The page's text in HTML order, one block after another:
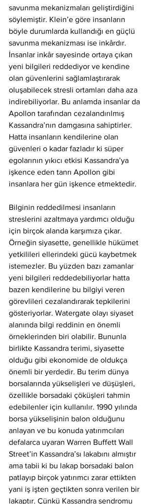
savunma mekanizmaları geliştirdiğini
söylemiştir. Klein’e göre insanların
böyle durumlarda kullandığı en güçlü
savunma mekanizması ise inkârdır.
İnsanlar inkâr sayesinde ortaya çıkan
yeni bilgileri reddediyor ve kendine
olan güvenlerini sağlamlaştırarak
oluşabilecek stresli ortamları daha aza
indirebiliyorlar. Bu anlamda insanlar da
Apollon tarafından cezalandırılmış
Kassandra’nın damgasına sahiptirler.
Hatta insanların kendilerine olan
güvenleri o kadar fazladır ki süper
egolarının yıkıcı etkisi Kassandra’ya
işkence eden tanrı Apollon gibi
insanlara her gün işkence etmektedir.
Bilginin reddedilmesi insanların
streslerini azaltmaya yardımcı olduğu
için birçok alanda karşımıza çıkar.
Örneğin siyasette, genellikle hükümet
yetkilileri ellerindeki gücü kaybetmek
istemezler. Bu yüzden bazı zamanlar
yeni bilgileri reddedebiliyorlar hatta
bazen kendilerine bu bilgiyi veren
görevlileri cezalandırarak tepkilerini
gösteriyorlar. Watergate olayı siyaset
alanında bilgi reddinin en önemli
örneklerinden biri olabilir. Bununla
birlikte Kassandra terimi, siyasette
olduğu gibi ekonomide de oldukça
önemli bir yerdedir. Bu terim dünya
borsalarında yükselişleri ve düşüşleri,
özellikle borsadaki çöküşleri tahmin
edebilenler için kullanılır. 1990 yılında
borsa yükselişinin balon olduğunu
anlayan ve bu konuda yatırımcıları
defalarca uyaran Warren Buffett Wall
Street’in Kassandra’sı lakabını almıştır
ama tabii ki bu lakap borsadaki balon
patlayıp birçok yatırımcı zarar ettikten
yani iş işten geçtikten sonra verilen bir
lakaptır. Çünkü Kassandra sendromu